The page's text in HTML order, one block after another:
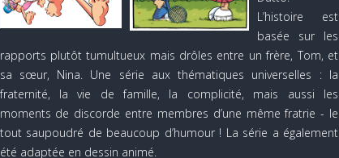
L’histoire est
basée sur les
rapports plutôt tumultueux mais drôles entre un frère, Tom, et
sa sœur, Nina. Une série aux thématiques universelles : la
fraternité, la vie de famille, la complicité, mais aussi les
moments de discorde entre membres d’une même fratrie - le
tout saupoudré de beaucoup d’humour ! La série a également
été adaptée en dessin animé.